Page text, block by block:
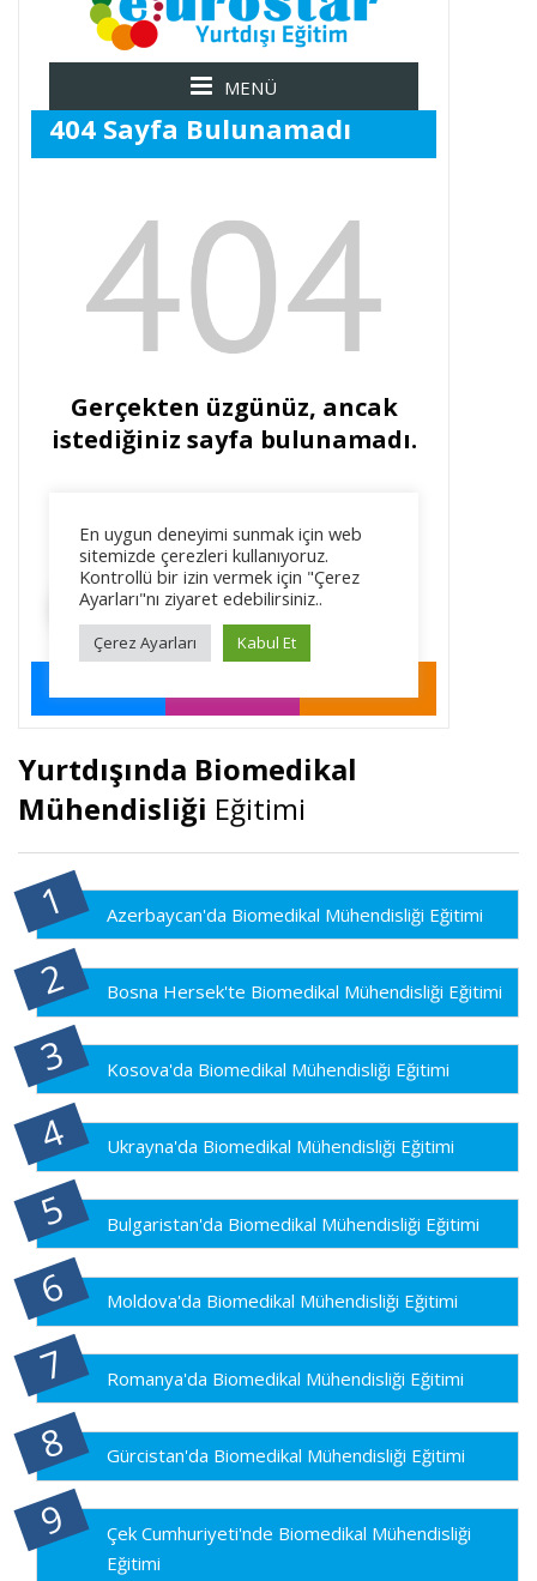
Yurtdışında Biomedikal
Mühendisliği Eğitimi
Azerbaycan'da Biomedikal Mühendisliği Eğitimi
Bosna Hersek'te Biomedikal Mühendisliği Eğitimi
Kosova'da Biomedikal Mühendisliği Eğitimi
Ukrayna'da Biomedikal Mühendisliği Eğitimi
Bulgaristan'da Biomedikal Mühendisliği Eğitimi
Moldova'da Biomedikal Mühendisliği Eğitimi
Romanya'da Biomedikal Mühendisliği Eğitimi
Gürcistan'da Biomedikal Mühendisliği Eğitimi
Çek Cumhuriyeti'nde Biomedikal Mühendisliği
Eğitimi